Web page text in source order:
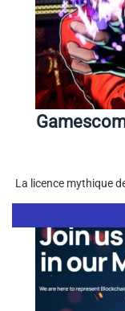
La licence mythique